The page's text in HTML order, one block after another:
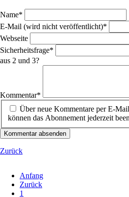
Pflichtfeld
Name*
Pflichtfeld
E-Mail (wird nicht veröffentlicht)*
Webseite
Pflichtfeld
Sicherheitsfrage*
aus 2 und 3?
Kommentar*
Über neue Kommentare per E-
können das Abonnement jederzeit
Kommentar absenden
Zurück
Anfang
Zurück
1